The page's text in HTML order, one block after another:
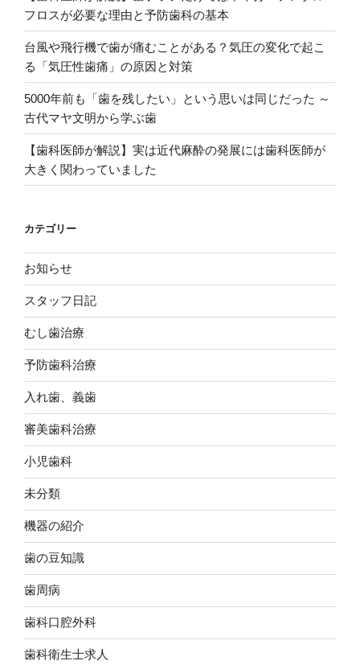
フロスが必要な理由と予防歯科の基本
台風や飛行機で歯が痛むことがある？気圧の変化で起こ
る「気圧性歯痛」の原因と対策
5000年前も「歯を残したい」という思いは同じだった ～
古代マヤ文明から学ぶ歯
【歯科医師が解説】実は近代麻酔の発展には歯科医師が
大きく関わっていました
カテゴリー
お知らせ
スタッフ日記
むし歯治療
予防歯科治療
入れ歯、義歯
審美歯科治療
小児歯科
未分類
機器の紹介
歯の豆知識
歯周病
歯科口腔外科
歯科衛生士求人